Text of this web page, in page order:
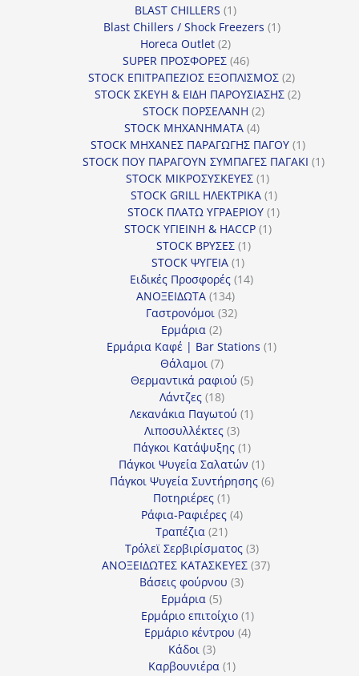
BLAST CHILLERS 11
προϊόν
Blast Chillers / Shock Freezers 11
Horeca Outlet 22
προϊόντα
SUPER ΠΡΟΣΦΟΡΕΣ 4646
προϊόντα
STOCK ΕΠΙΤΡΑΠΕΖΙΟΣ ΕΞΟΠΛΙΣΜΟΣ 22
προϊόντα
STOCK ΣΚΕΥΗ & ΕΙΔΗ ΠΑΡΟΥΣΙΑΣΗΣ 22
STOCK ΠΟΡΣΕΛΑΝΗ 22
STOCK ΜΗΧΑΝΗΜΑΤΑ 44
προϊόντα
STOCK ΜΗΧΑΝΕΣ ΠΑΡΑΓΩΓΗΣ ΠΑΓΟΥ 11
προϊόν
STOCK ΠΟΥ ΠΑΡΑΓΟΥΝ ΣΥΜΠΑΓΕΣ ΠΑΓΑΚΙ 11
STOCK ΜΙΚΡΟΣΥΣΚΕΥΕΣ 11
προϊόν
STOCK GRILL ΗΛΕΚΤΡΙΚΑ 11
προϊόν
STOCK ΠΛΑΤΩ ΥΓΡΑΕΡΙΟΥ 11
STOCK ΥΓΙΕΙΝΗ & HACCP 11
STOCK ΒΡΥΣΕΣ 11
STOCK ΨΥΓΕΙΑ 11
προϊόν
Ειδικές Προσφορές 1414
ΑΝΟΞΕΙΔΩΤΑ 134134
προϊόντα
Γαστρονόμοι 3232
Ερμάρια 22
προϊόντα
Ερμάρια Καφέ | Bar Stations 11
Θάλαμοι 77
προϊόντα
Θερμαντικά ραφιού 55
Λάντζες 1818
προϊόντα
Λεκανάκια Παγωτού 11
Λιποσυλλέκτες 33
προϊόντα
Πάγκοι Κατάψυξης 11
προϊόν
Πάγκοι Ψυγεία Σαλατών 11
προϊόν
Πάγκοι Ψυγεία Συντήρησης 66
Ποτηριέρες 11
προϊόν
Ράφια-Ραφιέρες 44
Τραπέζια 2121
προϊόντα
Τρόλεϊ Σερβιρίσματος 33
προϊόντα
ΑΝΟΞΕΙΔΩΤΕΣ ΚΑΤΑΣΚΕΥΕΣ 3737
Βάσεις φούρνου 33
Ερμάρια 55
προϊόντα
Ερμάριο επιτοίχιο 11
προϊόν
Ερμάριο κέντρου 44
Κάδοι 33
προϊόντα
Καρβουνιέρα 11